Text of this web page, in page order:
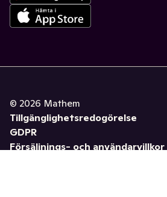
© 2026 Mathem
Tillgänglighetsredogörelse
GDPR
Försäljnings- och användarvillkor